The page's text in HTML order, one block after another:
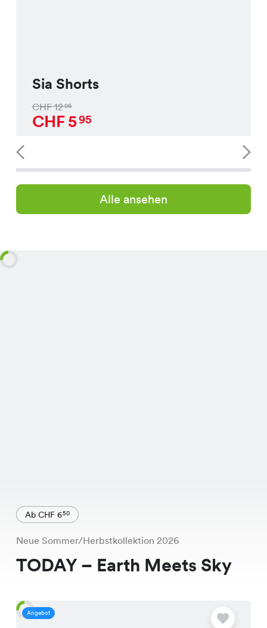
Sia Shorts
CHF1295
CHF595
Alle ansehen
Ab CHF 650
Neue Sommer/Herbstkollektion 2026
TODAY – Earth Meets Sky
Angebot